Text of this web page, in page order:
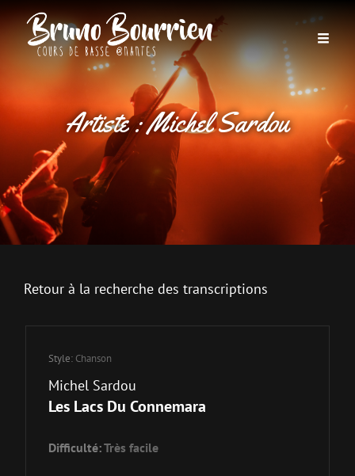
Artiste :Michel Sardou
Retour à la recherche des transcriptions
Style: Chanson
Michel Sardou
Les Lacs Du Connemara
Difficulté:Très facile